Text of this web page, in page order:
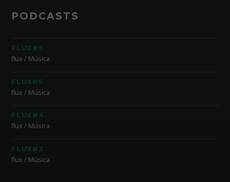
PODCASTS
FLUX#6
flux / Música
FLUX#5
flux / Música
FLUX#4
flux / Música
FLUX#3
flux / Música